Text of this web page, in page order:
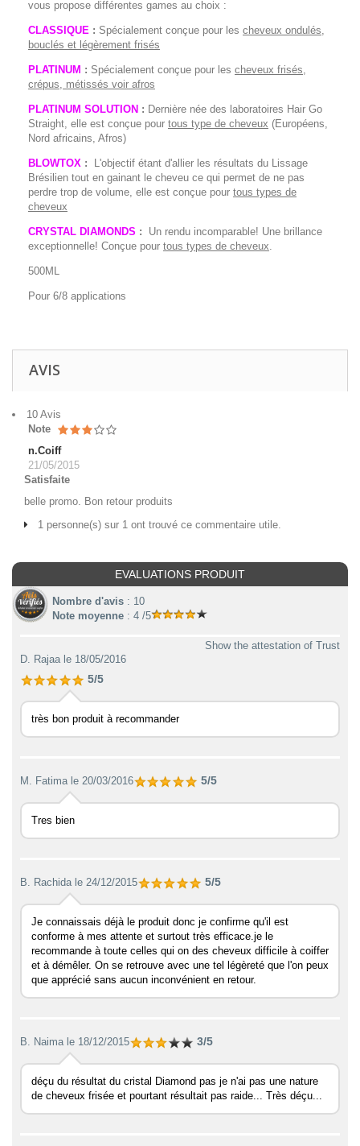
vous propose différentes games au choix :
CLASSIQUE : Spécialement conçue pour les cheveux ondulés,
bouclés et légèrement frisés
PLATINUM : Spécialement conçue pour les cheveux frisés,
crépus, métissés voir afros
PLATINUM SOLUTION : Dernière née des laboratoires Hair Go
Straight, elle est conçue pour tous type de cheveux (Européens,
Nord africains, Afros)
BLOWTOX :
L'objectif étant d'allier les résultats du Lissage
Brésilien tout en gainant le cheveu ce qui permet de ne pas
perdre trop de volume, elle est conçue pour tous types de
cheveux
CRYSTAL DIAMONDS :
Un rendu incomparable! Une brillance
exceptionnelle! Conçue pour tous types de cheveux.
500ML
Pour 6/8 applications
AVIS
10 Avis
Note
n.Coiff
21/05/2015
Satisfaite
belle promo. Bon retour produits
1 personne(s) sur 1 ont trouvé ce commentaire utile.
EVALUATIONS PRODUIT
Nombre d'avis : 10
Note moyenne : 4 /5
Show the attestation of Trust
D. Rajaale 18/05/2016
5/5
très bon produit à recommander
M. Fatimale 20/03/2016 5/5
Tres bien
B. Rachidale 24/12/2015 5/5
Je connaissais déjà le produit donc je confirme qu'il est
conforme à mes attente et surtout très efficace.je le
recommande à toute celles qui on des cheveux difficile à coiffer
et à démêler. On se retrouve avec une tel légèreté que l'on peux
que apprécié sans aucun inconvénient en retour.
B. Naimale 18/12/2015 3/5
déçu du résultat du cristal Diamond pas je n'ai pas une nature
de cheveux frisée et pourtant résultait pas raide... Très déçu...